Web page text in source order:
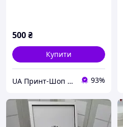
500₴
Купити
UA Принт-Шоп ​💙💛 93%